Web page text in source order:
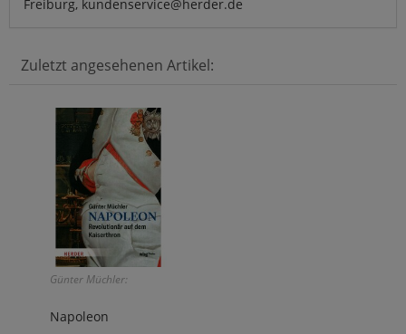
Freiburg, kundenservice@herder.de
Zuletzt angesehenen Artikel:
Günter Müchler:
Napoleon